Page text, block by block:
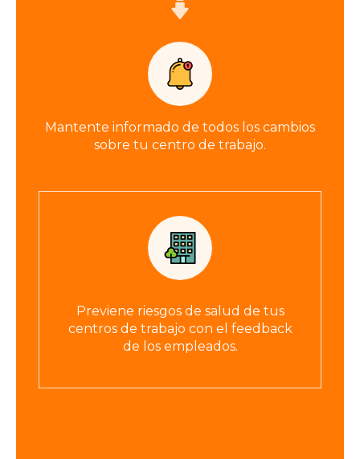
Mantente informado de todos los cambios
sobre tu centro de trabajo.
Previene riesgos de salud de tus
centros de trabajo con el feedback
de los empleados.